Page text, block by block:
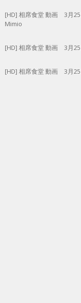
[HD] 相席食堂 動画 3月
Mimio
[HD] 相席食堂 動画 3月25
[HD] 相席食堂 動画 3月25